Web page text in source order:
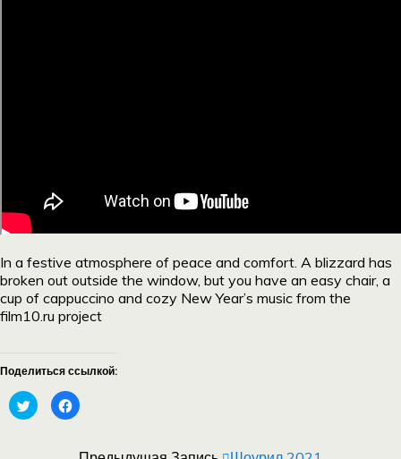
In a festive atmosphere of peace and comfort. A blizzard has
broken out outside the window, but you have an easy chair, a
cup of cappuccino and cozy New Year’s music from the
film10.ru project
Поделиться ссылкой:
Нажмите,
чтобы
поделиться
(Открывается
Нажмите
здесь,
на